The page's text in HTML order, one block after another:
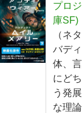
プロ
庫SF)
（ネ
バデ
体、
にど
う発
な理